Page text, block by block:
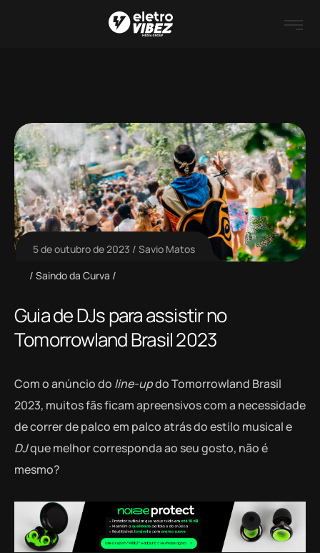
5 de outubro de 2023
Savio Matos
Saindo da Curva
Guia de DJs para assistir no
Tomorrowland Brasil 2023
Com o anúncio do line-updo Tomorrowland Brasil
2023, muitos fãs ficam apreensivos com a necessidade
de correr de palco em palco atrás do estilo musical e
DJque melhor corresponda ao seu gosto, não é
mesmo?